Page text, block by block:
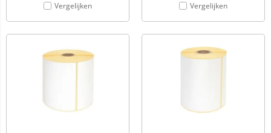
Vergelijken Vergelijken